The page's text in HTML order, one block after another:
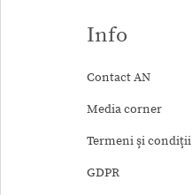
Info
Contact AN
Media corner
Termeni şi condiţii
GDPR